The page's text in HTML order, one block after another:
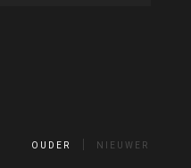
OUDER NIEUWER